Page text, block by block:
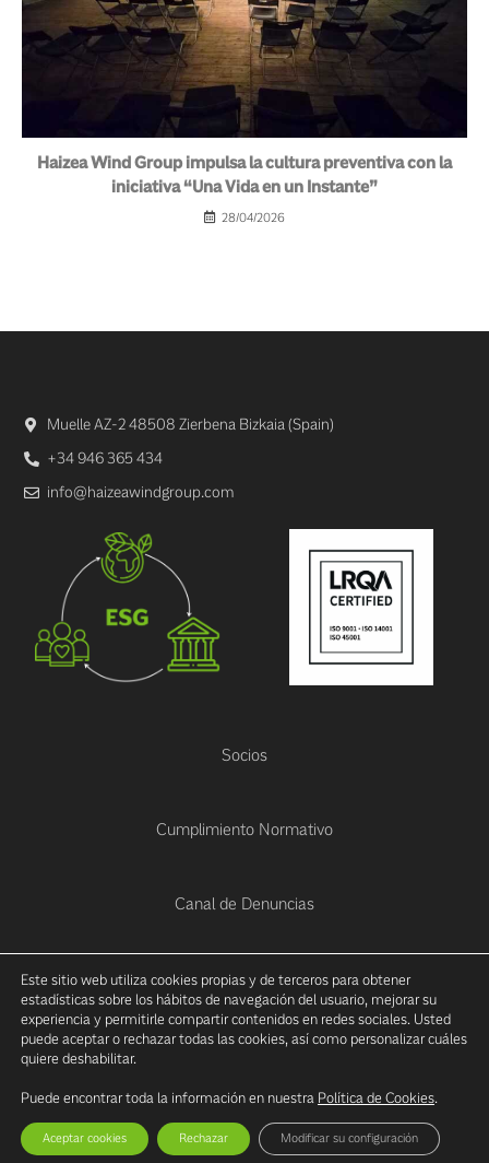
Haizea Wind Group impulsa la cultura preventiva con la
iniciativa “Una Vida en un Instante”
28/04/2026
Muelle AZ-2 48508 Zierbena Bizkaia (Spain)
+34 946 365 434
info@haizeawindgroup.com
Socios
Cumplimiento Normativo
Canal de Denuncias
Política de Cookies
Powered byIrontec
Este sitio web utiliza cookies propias y de terceros para obtener
estadísticas sobre los hábitos de navegación del usuario, mejorar su
experiencia y permitirle compartir contenidos en redes sociales. Usted
puede aceptar o rechazar todas las cookies, así como personalizar cuáles
quiere deshabilitar.
Puede encontrar toda la información en nuestra Política de Cookies.
Aceptar cookies Rechazar Modificar su configuración